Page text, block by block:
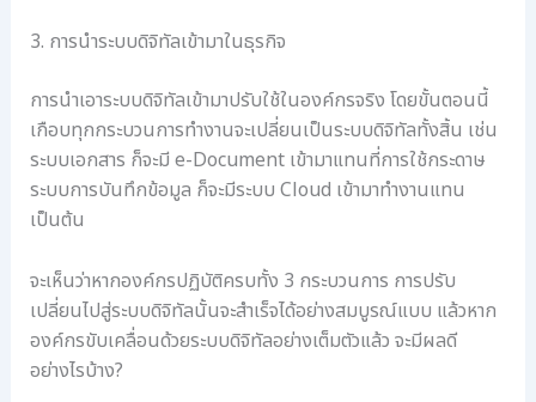
3. การนำระบบดิจิทัลเข้ามาในธุรกิจ
การนำเอาระบบดิจิทัลเข้ามาปรับใช้ในองค์กรจริง โดยขั้นตอนนี้
เกือบทุกกระบวนการทำงานจะเปลี่ยนเป็นระบบดิจิทัลทั้งสิ้น เช่น
ระบบเอกสาร ก็จะมี e-Document เข้ามาแทนที่การใช้กระดาษ
ระบบการบันทึกข้อมูล ก็จะมีระบบ Cloud เข้ามาทำงานแทน
เป็นต้น
จะเห็นว่าหากองค์กรปฏิบัติครบทั้ง 3 กระบวนการ การปรับ
เปลี่ยนไปสู่ระบบดิจิทัลนั้นจะสำเร็จได้อย่างสมบูรณ์แบบ แล้วหาก
องค์กรขับเคลื่อนด้วยระบบดิจิทัลอย่างเต็มตัวแล้ว จะมีผลดี
อย่างไรบ้าง?